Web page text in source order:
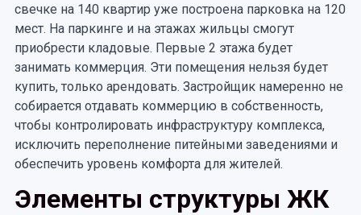
свечке на 140 квартир уже построена парковка на 120
мест. На паркинге и на этажах жильцы смогут
приобрести кладовые. Первые 2 этажа будет
занимать коммерция. Эти помещения нельзя будет
купить, только арендовать. Застройщик намеренно не
собирается отдавать коммерцию в собственность,
чтобы контролировать инфраструктуру комплекса,
исключить переполнение питейными заведениями и
обеспечить уровень комфорта для жителей.
Элементы структуры ЖК